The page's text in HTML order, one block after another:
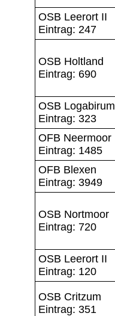
OSB Leerort II
Eintrag: 247
OSB Holtland
Eintrag: 690
OSB Logabirum
Eintrag: 323
OFB Neermoor
Eintrag: 1485
OFB Blexen
Eintrag: 3949
OSB Nortmoor
Eintrag: 720
OSB Leerort II
Eintrag: 120
OSB Critzum
Eintrag: 351